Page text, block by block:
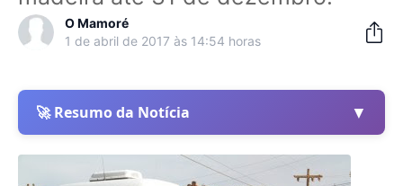
O Mamoré
1 de abril de 2017 às 14:54 horas
🚀 Resumo da Notícia ▼